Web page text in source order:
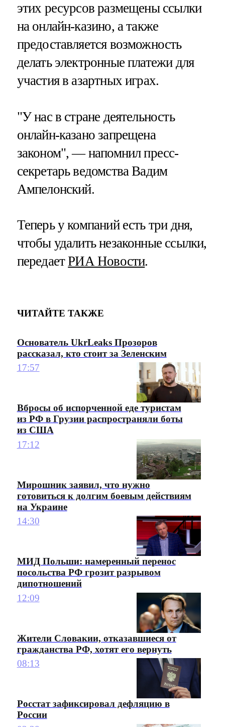
этих ресурсов размещены ссылки
на онлайн-казино, а также
предоставляется возможность
делать электронные платежи для
участия в азартных играх.
"У нас в стране деятельность
онлайн-казано запрещена
законом", — напомнил пресс-
секретарь ведомства Вадим
Ампелонский.
Теперь у компаний есть три дня,
чтобы удалить незаконные ссылки,
передаетРИА Новости.
ЧИТАЙТЕ ТАКЖЕ
Основатель UkrLeaks Прозоров
рассказал, кто стоит за Зеленским
17:57
Вбросы об испорченной еде туристам
из РФ в Грузии распространяли боты
из США
17:12
Мирошник заявил, что нужно
готовиться к долгим боевым действиям
на Украине
14:30
МИД Польши: намеренный перенос
посольства РФ грозит разрывом
дипотношений
12:09
Жители Словакии, отказавшиеся от
гражданства РФ, хотят его вернуть
08:13
Росстат зафиксировал дефляцию в
России